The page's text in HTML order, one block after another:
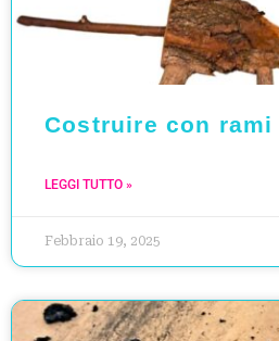
Costruire con
LEGGI TUTTO »
Febbraio 19, 2025